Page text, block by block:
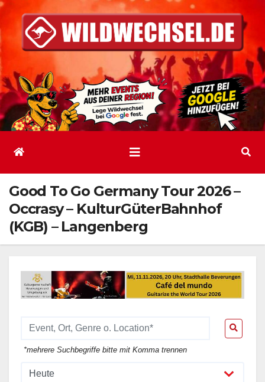
Inhalt
springen
Good To Go Germany Tour 2026 –
Occrasy – KulturGüterBahnhof
(KGB) – Langenberg
*mehrere Suchbegriffe bitte mit Komma trennen